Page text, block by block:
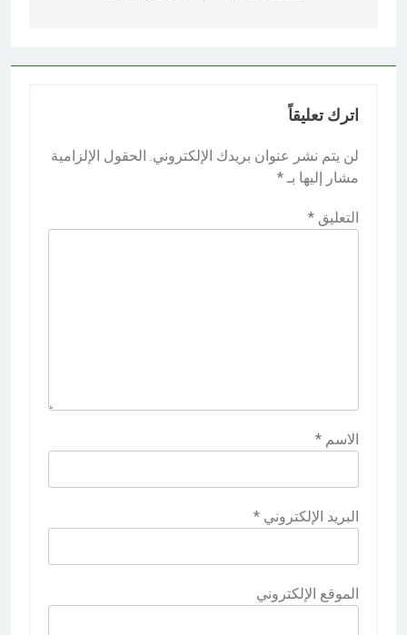
اترك تعليقاً
لن يتم نشر عنوان بريدك الإلكتروني. الحقول الإلزامية
مشار إليها بـ *
التعليق *
الاسم *
البريد الإلكتروني *
الموقع الإلكتروني